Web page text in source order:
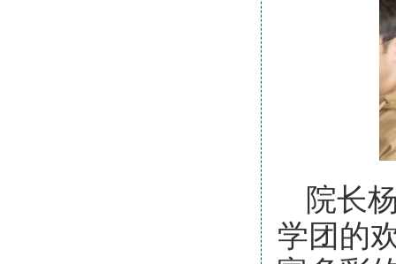
院长
学团的